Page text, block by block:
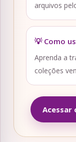
arquivos
💡 Como
Aprenda a
coleções
Acessar